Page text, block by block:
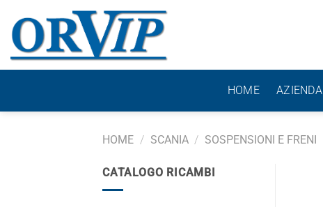
contenuti
HOME AZIENDA
HOME / SCANIA / SOSPENSIONI E FRENI
CATALOGO RICAMBI